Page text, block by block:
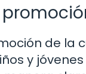
de la
y